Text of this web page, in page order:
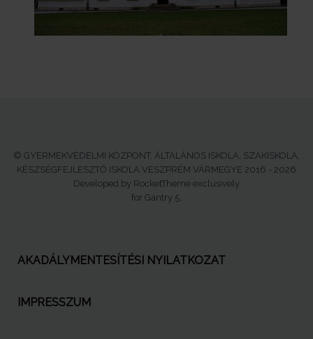
© GYERMEKVÉDELMI KÖZPONT, ÁLTALÁNOS ISKOLA, SZAKISKOLA,
KÉSZSÉGFEJLESZTŐ ISKOLA VESZPRÉM VÁRMEGYE 2016 - 2026
Developed by RocketTheme exclusively
for Gantry 5.
AKADÁLYMENTESÍTÉSI NYILATKOZAT
IMPRESSZUM